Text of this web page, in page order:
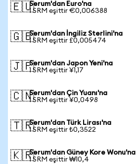
🇪🇺Serum'dan Euro'na
1 SRM eşittir €0,006388
🇬🇧Serum'dan İngiliz Sterlini'na
1 SRM eşittir £0,005474
🇯🇵Serum'dan Japon Yeni'na
1 SRM eşittir ¥1,17
🇨🇳Serum'dan Çin Yuanı'na
1 SRM eşittir ¥0,0498
🇹🇷Serum'dan Türk Lirası'na
1 SRM eşittir ₺0,3522
🇰🇷Serum'dan Güney Kore Wonu'na
1 SRM eşittir ₩10,4